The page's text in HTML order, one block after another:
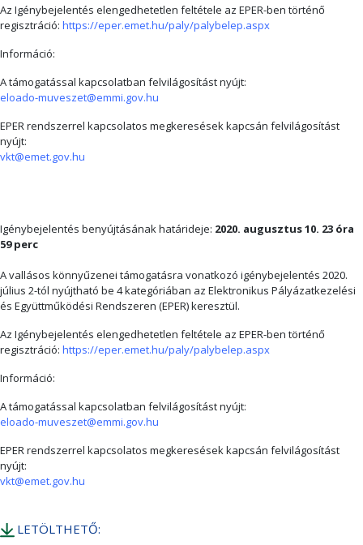
Az Igénybejelentés elengedhetetlen feltétele az EPER-ben történő
regisztráció: https://eper.emet.hu/paly/palybelep.aspx
Információ:
A támogatással kapcsolatban felvilágosítást nyújt:
eloado-muveszet@emmi.gov.hu
EPER rendszerrel kapcsolatos megkeresések kapcsán felvilágosítást
nyújt:
vkt@emet.gov.hu
Igénybejelentés benyújtásának határideje: 2020. augusztus 10. 23 óra
59 perc
A vallásos könnyűzenei támogatásra vonatkozó igénybejelentés 2020.
július 2-tól nyújtható be 4 kategóriában az Elektronikus Pályázatkezelési
és Együttműködési Rendszeren (EPER) keresztül.
Az Igénybejelentés elengedhetetlen feltétele az EPER-ben történő
regisztráció: https://eper.emet.hu/paly/palybelep.aspx
Információ:
A támogatással kapcsolatban felvilágosítást nyújt:
eloado-muveszet@emmi.gov.hu
EPER rendszerrel kapcsolatos megkeresések kapcsán felvilágosítást
nyújt:
vkt@emet.gov.hu
LETÖLTHETŐ: